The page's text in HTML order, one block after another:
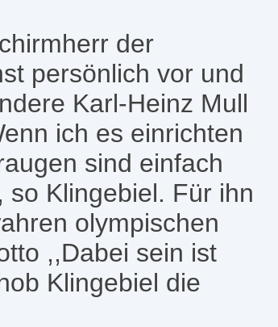
der
persönlich vor und
Karl-Heinz Mull
ich es einrichten
sind einfach
Klingebiel. Für ihn
olympischen
,,Dabei sein ist
Klingebiel die